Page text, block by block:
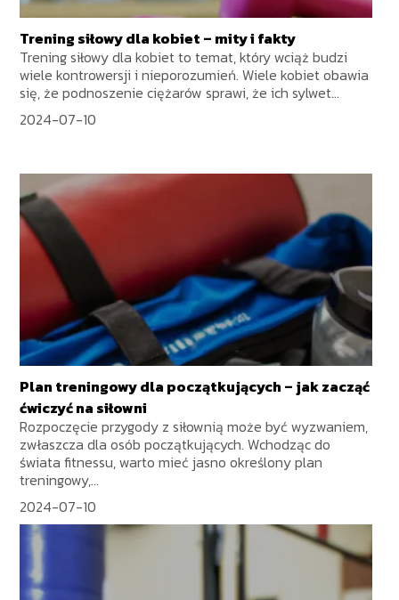
Trening siłowy dla kobiet – mity i fakty
Trening siłowy dla kobiet to temat, który wciąż budzi
wiele kontrowersji i nieporozumień. Wiele kobiet obawia
się, że podnoszenie ciężarów sprawi, że ich sylwet...
2024-07-10
Plan treningowy dla początkujących – jak zacząć
ćwiczyć na siłowni
Rozpoczęcie przygody z siłownią może być wyzwaniem,
zwłaszcza dla osób początkujących. Wchodząc do
świata fitnessu, warto mieć jasno określony plan
treningowy,...
2024-07-10